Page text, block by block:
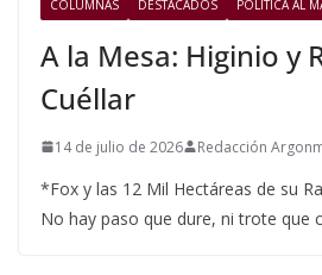
COLUMNAS DESTACADOS POLÍTICA AL
A la Mesa: Higinio y
Cuéllar
14 de julio de 2026 Redacción
*Fox y las 12 Mil Hectáreas de su
No hay paso que dure, ni trote que